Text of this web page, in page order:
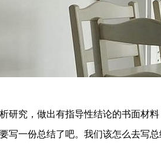
研究，做出有指导性结论的书面材
写一份总结了吧。我们该怎么去写